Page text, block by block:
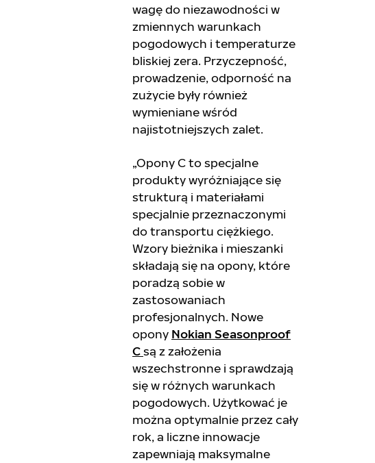
wagę do niezawodności w
zmiennych warunkach
pogodowych i temperaturze
bliskiej zera. Przyczepność,
prowadzenie, odporność na
zużycie były również
wymieniane wśród
najistotniejszych zalet.
„Opony C to specjalne
produkty wyróżniające się
strukturą i materiałami
specjalnie przeznaczonymi
do transportu ciężkiego.
Wzory bieżnika i mieszanki
składają się na opony, które
poradzą sobie w
zastosowaniach
profesjonalnych. Nowe
opony Nokian Seasonproof
Csą z założenia
wszechstronne i sprawdzają
się w różnych warunkach
pogodowych. Użytkować je
można optymalnie przez cały
rok, a liczne innowacje
zapewniają maksymalne